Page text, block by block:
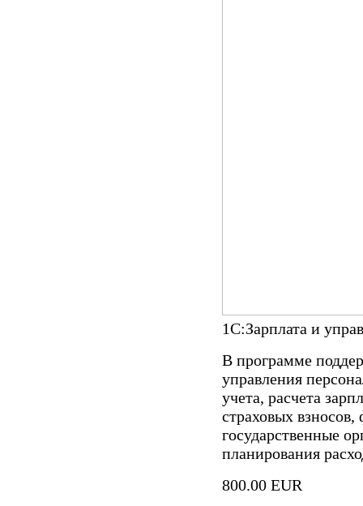
1С:Зарплата и
В программе
управления
учета, расчета
страховых
государственные
планирования
800.00 EUR